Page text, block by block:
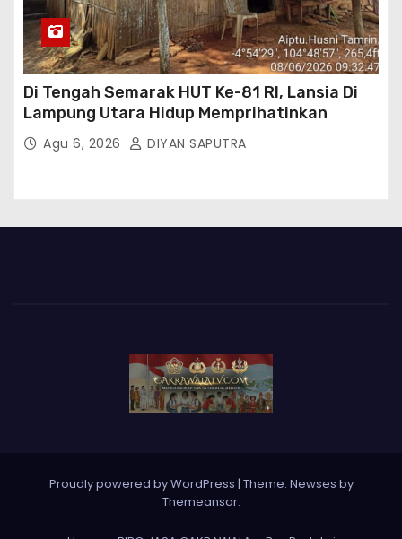
Di Tengah Semarak HUT Ke-81 RI, Lansia Di
Lampung Utara Hidup Memprihatinkan
Agu 6, 2026 DIYAN SAPUTRA
Proudly powered by WordPress | Theme: Newses by
Themeansar.